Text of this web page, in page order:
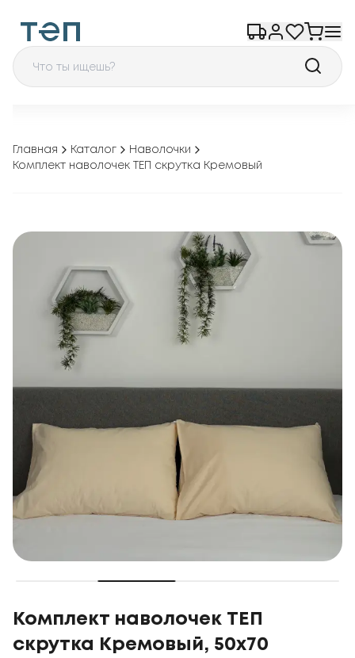
Главная Каталог
Наволочки
Комплект наволочек ТЕП скрутка Кремовый
Комплект наволочек ТЕП
скрутка Кремовый, 50x70